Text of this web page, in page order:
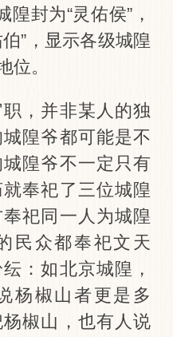
隍封为“灵佑侯”，
”，显示各级城隍
位。
，并非某人的独
隍爷都可能是不
隍爷不一定只有
奉祀了三位城隍
祀同一人为城隍
民众都奉祀文天
：如北京城隍，
杨椒山者更是多
椒山，也有人说